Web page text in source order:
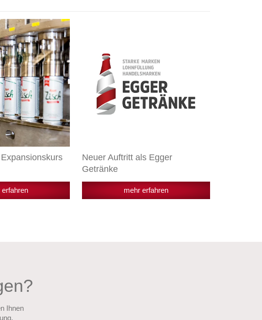
erfahren
Getränke
Neuer Auftritt als Egger
Getränke
mehr erfahren
Ihnen